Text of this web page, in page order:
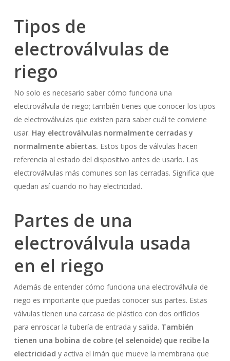
Tipos de
electroválvulas de
riego
No solo es necesario saber cómo funciona una
electroválvula de riego; también tienes que conocer los tipos
de electroválvulas que existen para saber cuál te conviene
usar. Hay electroválvulas normalmente cerradas y
normalmente abiertas. Estos tipos de válvulas hacen
referencia al estado del dispositivo antes de usarlo. Las
electroválvulas más comunes son las cerradas. Significa que
quedan así cuando no hay electricidad.
Partes de una
electroválvula usada
en el riego
Además de entender cómo funciona una electroválvula de
riego es importante que puedas conocer sus partes. Estas
válvulas tienen una carcasa de plástico con dos orificios
para enroscar la tubería de entrada y salida. También
tienen una bobina de cobre (el selenoide) que recibe la
electricidad y activa el imán que mueve la membrana que